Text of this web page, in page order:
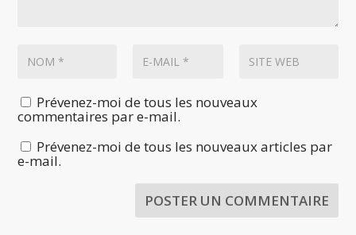
Prévenez-moi de tous les nouveaux
commentaires par e-mail.
Prévenez-moi de tous les nouveaux articles par
e-mail.